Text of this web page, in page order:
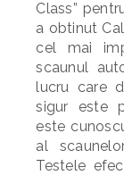
Class”
a obtinut
cel mai
scaunul
lucru care
sigur este
este
al
Testele